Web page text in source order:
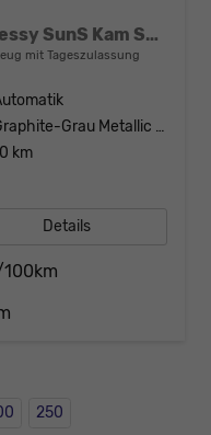
Selection DSG Selec LED Kessy SunS Kam SHZ Temp PDC
mit Tageszulassung
Graphite-Grau Metallic / Dach in
km
Details
250